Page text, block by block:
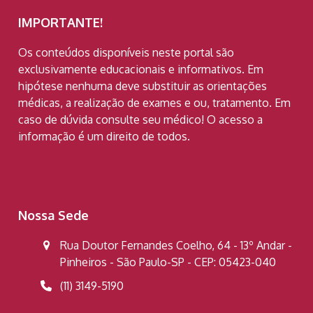
IMPORTANTE!
Os conteúdos disponíveis neste portal são
exclusivamente educacionais e informativos. Em
hipótese nenhuma deve substituir as orientações
médicas, a realização de exames e ou, tratamento. Em
caso de dúvida consulte seu médico! O acesso a
informação é um direito de todos.
Nossa Sede
Rua Doutor Fernandes Coelho, 64 - 13º Andar -
Pinheiros - São Paulo-SP - CEP: 05423-040
(11) 3149-5190